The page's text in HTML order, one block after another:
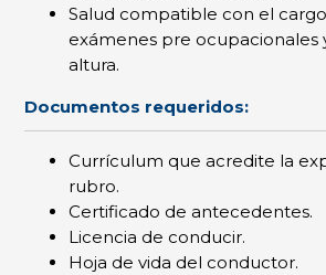
Salud compatible con el
exámenes pre ocupacionales
altura.
Documentos requeridos:
Currículum que acredite la
rubro.
Certificado de antecedentes.
Licencia de conducir.
Hoja de vida del conductor.